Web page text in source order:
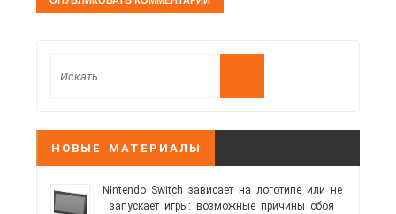
НОВЫЕ МАТЕРИАЛЫ
Nintendo Switch зависает на логотипе или не
запускает игры: возможные причины сбоя